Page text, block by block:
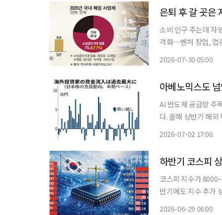
소비 인구 주는데 자
격화⋯벤처 창업, 업종 전환 유도 시급 소상공인
2026-07-30 05:00
아베노믹스도
AI 반도체 공급망 주목전년 동기 대비 4
다. 올해 상반기 해
2026-07-02 17:06
코스피 지수가
반기에도 지수 추가
2026-06-29 06:00